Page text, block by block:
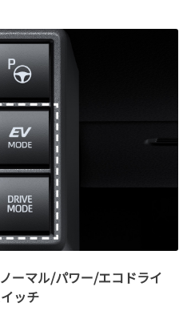
ーマル/パワー/エコドライ
ッチ